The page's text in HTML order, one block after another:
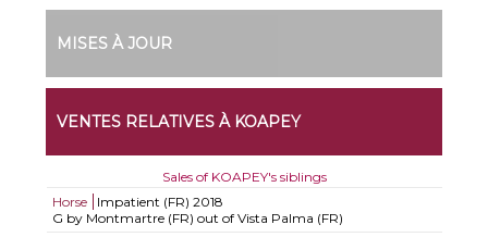
MISES À JOUR
VENTES RELATIVES À KOAPEY
Sales of KOAPEY's siblings
Horse
Impatient (FR) 2018
G by Montmartre (FR) out of Vista Palma (FR)